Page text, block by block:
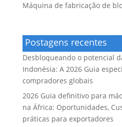
Máquina de fabricação de
Postagens recentes
Desbloqueando o potencial
Indonésia: A 2026 Guia
compradores globais
2026 Guia definitivo para
na África: Oportunidades,
práticas para exportadores